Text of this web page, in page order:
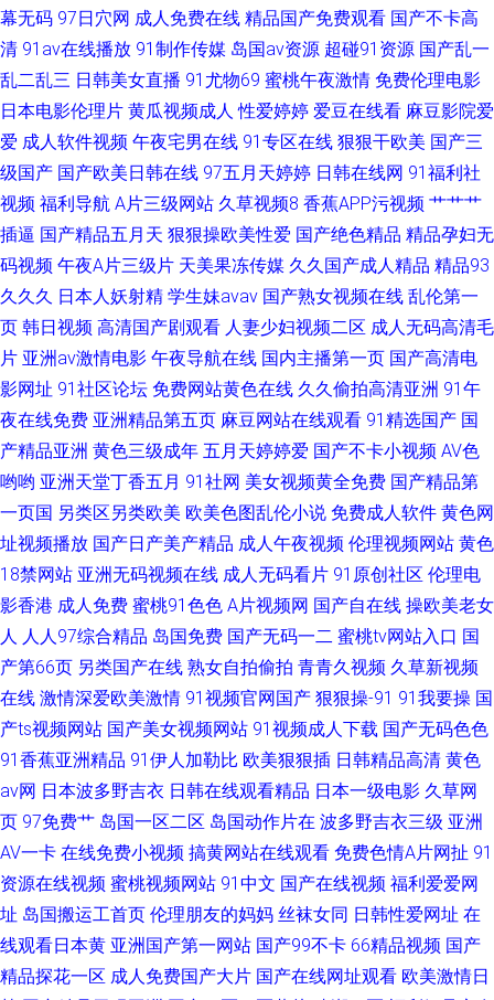
址 白丝中出在线观看 青娱乐av 青娱乐av
幕无码 97日穴网 成人免费在线 精品国产免费观看 国产不卡高
清 91av在线播放 91制作传媒 岛国av资源 超碰91资源 国产乱一
乱二乱三 日韩美女直播 91尤物69 蜜桃午夜激情 免费伦理电影
日本电影伦理片 黄瓜视频成人 性爱婷婷 爱豆在线看 麻豆影院爱
爱 成人软件视频 午夜宅男在线 91专区在线 狠狠干欧美 国产三
级国产 国产欧美日韩在线 97五月天婷婷 日韩在线网 91福利社
视频 福利导航 A片三级网站 久草视频8 香蕉APP污视频 艹艹艹
插逼 国产精品五月天 狠狠操欧美性爱 国产绝色精品 精品孕妇无
码视频 午夜A片三级片 天美果冻传媒 久久国产成人精品 精品93
久久久 日本人妖射精 学生妹avav 国产熟女视频在线 乱伦第一
页 韩日视频 高清国产剧观看 人妻少妇视频二区 成人无码高清毛
片 亚洲av激情电影 午夜导航在线 国内主播第一页 国产高清电
影网址 91社区论坛 免费网站黄色在线 久久偷拍高清亚洲 91午
夜在线免费 亚洲精品第五页 麻豆网站在线观看 91精选国产 国
产精品亚洲 黄色三级成年 五月天婷婷爱 国产不卡小视频 AV色
哟哟 亚洲天堂丁香五月 91社网 美女视频黄全免费 国产精品第
一页国 另类区另类欧美 欧美色图乱伦小说 免费成人软件 黄色网
址视频播放 国产日产美产精品 成人午夜视频 伦理视频网站 黄色
18禁网站 亚洲无码视频在线 成人无码看片 91原创社区 伦理电
影香港 成人免费 蜜桃91色色 A片视频网 国产自在线 操欧美老女
人 人人97综合精品 岛国免费 国产无码一二 蜜桃tv网站入口 国
产第66页 另类国产在线 熟女自拍偷拍 青青久视频 久草新视频
在线 激情深爱欧美激情 91视频官网国产 狠狠操-91 91我要操 国
产ts视频网站 国产美女视频网站 91视频成人下载 国产无码色色
91香蕉亚洲精品 91伊人加勒比 欧美狠狠插 日韩精品高清 黄色
av网 日本波多野吉衣 日韩在线观看精品 日本一级电影 久草网
页 97免费艹 岛国一区二区 岛国动作片在 波多野吉衣三级 亚洲
AV一卡 在线免费小视频 搞黄网站在线观看 免费色情A片网扯 91
资源在线视频 蜜桃视频网站 91中文 国产在线视频 福利爱爱网
址 岛国搬运工首页 伦理朋友的妈妈 丝袜女同 日韩性爱网址 在
线观看日本黄 亚洲国产第一网站 国产99不卡 66精品视频 国产
精品探花一区 成人免费国产大片 国产在线网址观看 欧美激情日